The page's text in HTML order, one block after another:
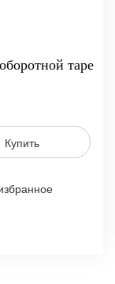
таре
Купить